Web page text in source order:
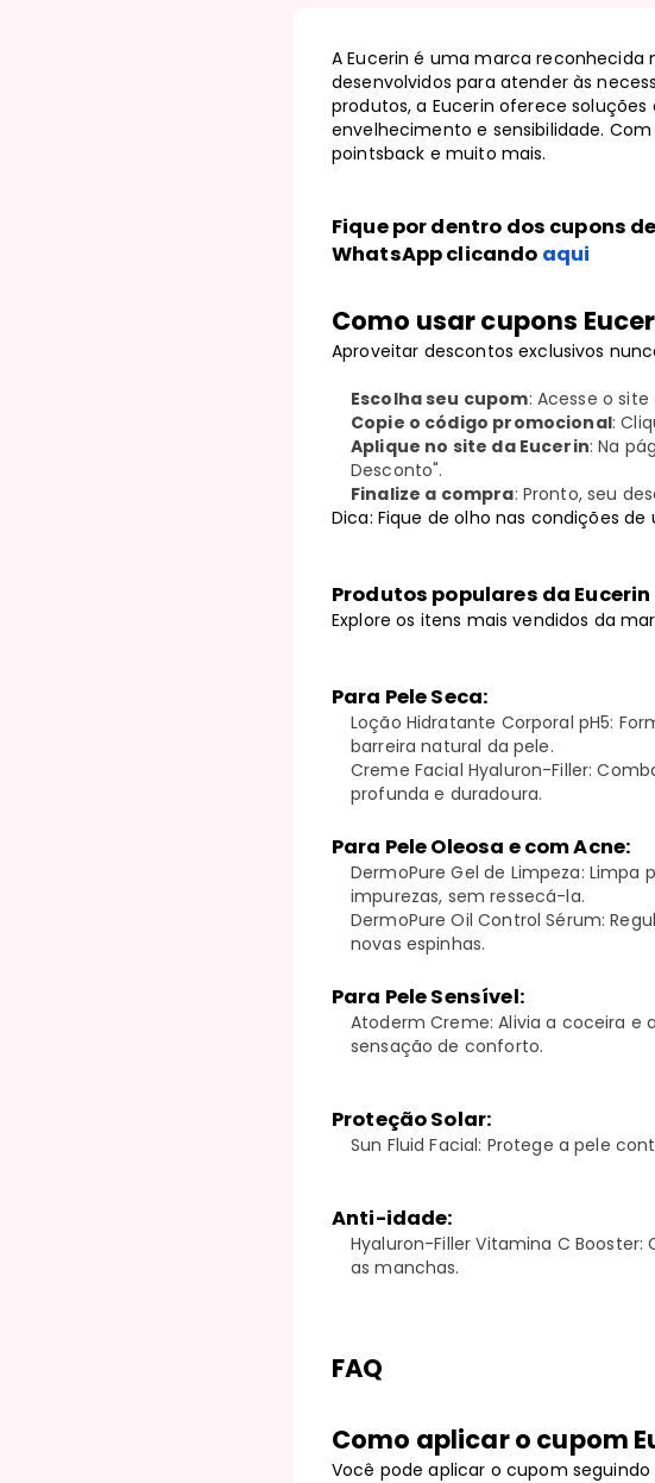
A Eucerin é uma marca
desenvolvidos para atender às
produtos, a Eucerin oferece
envelhecimento e sensibilidade.
pointsback e muito mais.
Fique por dentro dos cupons
WhatsApp clicando aqui
Como usar cupons
Aproveitar descontos exclusivos
Escolha seu cupom: Acesse o
Copie o código promocional:
Aplique no site da Eucerin: Na
Desconto".
Finalize a compra: Pronto, seu
Dica: Fique de olho nas condições
Produtos populares da Eucerin
Explore os itens mais vendidos da
Para Pele Seca:
Loção Hidratante Corporal pH5:
barreira natural da pele.
Creme Facial Hyaluron-Filler:
profunda e duradoura.
Para Pele Oleosa e com Acne:
DermoPure Gel de Limpeza:
impurezas, sem ressecá-la.
DermoPure Oil Control Sérum:
novas espinhas.
Para Pele Sensível:
Atoderm Creme: Alivia a coceira
sensação de conforto.
Proteção Solar:
Sun Fluid Facial: Protege a pele
Anti-idade:
Hyaluron-Filler Vitamina C
as manchas.
FAQ
Como aplicar o cupom
Você pode aplicar o cupom seguindo